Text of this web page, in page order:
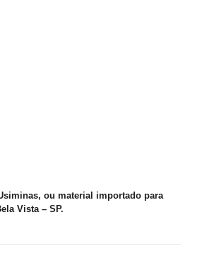
ou material importado para
Vista – SP.